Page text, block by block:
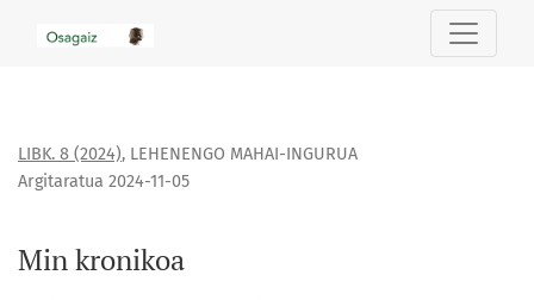
LIBK. 8 (2024), LEHENENGO MAHAI-INGURUA
Min kronikoa
Argitaratua 2024-11-05